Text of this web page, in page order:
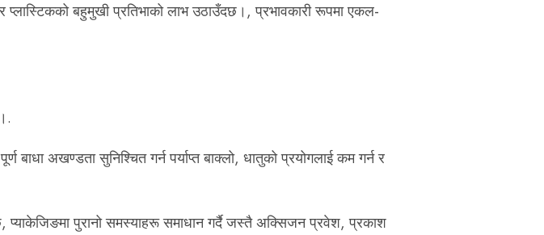
बहुमुखी प्रतिभाको लाभ उठाउँदछ।, प्रभावकारी रूपमा एकल-
अखण्डता सुनिश्चित गर्न पर्याप्त बाक्लो, धातुको प्रयोगलाई कम गर्न र
प्याकेजिङमा पुरानो समस्याहरू समाधान गर्दै जस्तै अक्सिजन प्रवेश, प्रकाश